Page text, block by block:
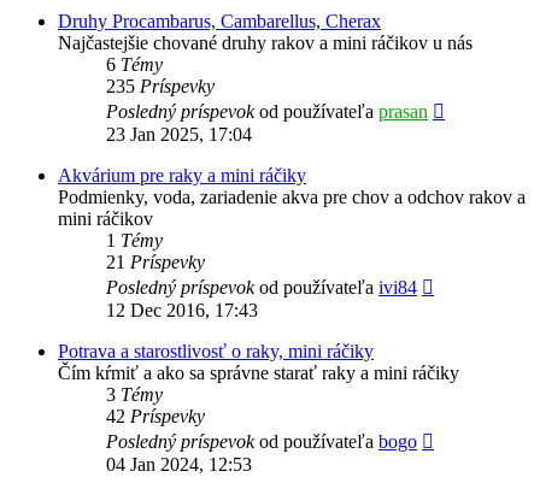
Druhy Procambarus, Cambarellus, Cherax
Najčastejšie chované druhy rakov a mini ráčikov u nás
6 Témy
235 Príspevky
Posledný príspevokod používateľa prasan
23 Jan 2025, 17:04
Akvárium pre raky a mini ráčiky
Podmienky, voda, zariadenie akva pre chov a odchov rakov a
mini ráčikov
1 Témy
21 Príspevky
Posledný príspevokod používateľa ivi84
12 Dec 2016, 17:43
Potrava a starostlivosť o raky, mini ráčiky
Čím kŕmiť a ako sa správne starať raky a mini ráčiky
3 Témy
42 Príspevky
Posledný príspevokod používateľa bogo
04 Jan 2024, 12:53